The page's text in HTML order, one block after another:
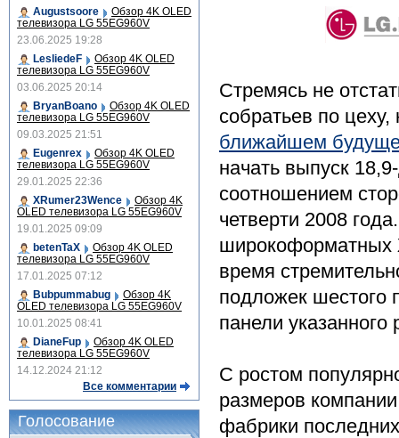
Стремясь не
собратьев по
ближайшем
начать выпуск
соотношением
четверти 2008
широкоформатных
время
подложек шестого
панели указанного
С ростом
размеров
фабрики
Augustsoore
Обзор 4K OLED
телевизора LG 55EG960V
23.06.2025 19:28
LesliedeF
Обзор 4K OLED
телевизора LG 55EG960V
03.06.2025 20:14
BryanBoano
Обзор 4K OLED
телевизора LG 55EG960V
09.03.2025 21:51
Eugenrex
Обзор 4K OLED
телевизора LG 55EG960V
29.01.2025 22:36
XRumer23Wence
Обзор 4K
OLED телевизора LG 55EG960V
19.01.2025 09:09
betenTaX
Обзор 4K OLED
телевизора LG 55EG960V
17.01.2025 07:12
Bubpummabug
Обзор 4K
OLED телевизора LG 55EG960V
10.01.2025 08:41
DianeFup
Обзор 4K OLED
телевизора LG 55EG960V
14.12.2024 21:12
Все комментарии
Голосование